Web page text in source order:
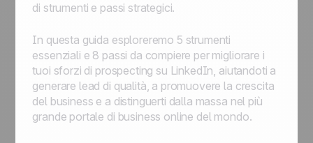
di strumenti e passi strategici.
In questa guida esploreremo 5 strumenti
essenziali e 8 passi da compiere per migliorare i
tuoi sforzi di prospecting su LinkedIn, aiutandoti a
generare lead di qualità, a promuovere la crescita
del business e a distinguerti dalla massa nel più
grande portale di business online del mondo.